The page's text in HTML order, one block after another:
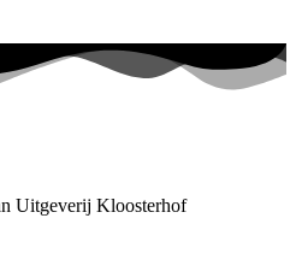
Uitgeverij Kloosterhof